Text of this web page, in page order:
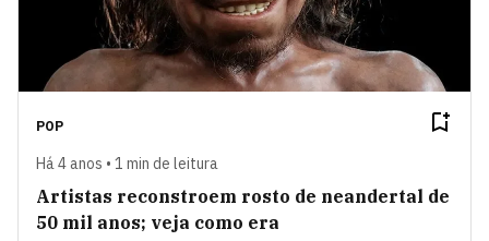
POP
Há 4 anos • 1 min de leitura
Artistas reconstroem rosto de neandertal de
50 mil anos; veja como era